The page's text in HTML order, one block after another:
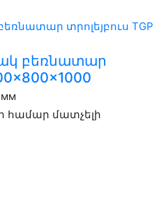
բեռնատար
համար մատչելի